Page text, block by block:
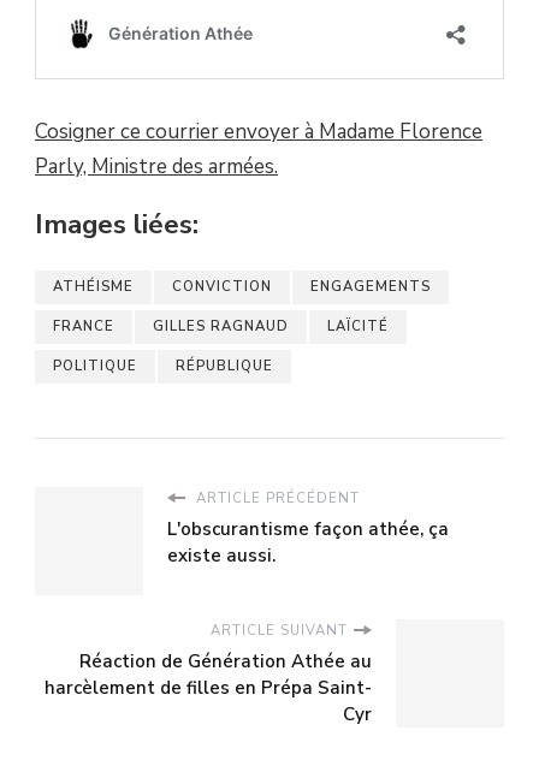
Cosigner ce courrier envoyer à Madame Florence
Parly, Ministre des armées.
Images liées:
ATHÉISME CONVICTION ENGAGEMENTS
FRANCE GILLES RAGNAUD LAÏCITÉ
POLITIQUE RÉPUBLIQUE
ARTICLE PRÉCÉDENT
L'obscurantisme façon athée, ça
existe aussi.
ARTICLE SUIVANT
Réaction de Génération Athée au
harcèlement de filles en Prépa Saint-
Cyr